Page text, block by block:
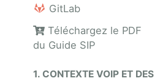
GitLab
Téléchargez le PDF
du Guide SIP
1. CONTEXTE VOIP ET DES